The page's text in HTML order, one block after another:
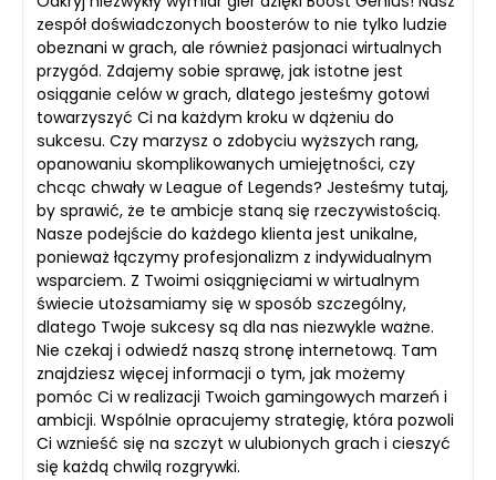
zespół doświadczonych boosterów to nie tylko ludzie
obeznani w grach, ale również pasjonaci wirtualnych
przygód. Zdajemy sobie sprawę, jak istotne jest
osiąganie celów w grach, dlatego jesteśmy gotowi
towarzyszyć Ci na każdym kroku w dążeniu do
sukcesu. Czy marzysz o zdobyciu wyższych rang,
opanowaniu skomplikowanych umiejętności, czy
chcąc chwały w League of Legends? Jesteśmy tutaj,
by sprawić, że te ambicje staną się rzeczywistością.
Nasze podejście do każdego klienta jest unikalne,
ponieważ łączymy profesjonalizm z indywidualnym
wsparciem. Z Twoimi osiągnięciami w wirtualnym
świecie utożsamiamy się w sposób szczególny,
dlatego Twoje sukcesy są dla nas niezwykle ważne.
Nie czekaj i odwiedź naszą stronę internetową. Tam
znajdziesz więcej informacji o tym, jak możemy
pomóc Ci w realizacji Twoich gamingowych marzeń i
ambicji. Wspólnie opracujemy strategię, która pozwoli
Ci wznieść się na szczyt w ulubionych grach i cieszyć
się każdą chwilą rozgrywki.